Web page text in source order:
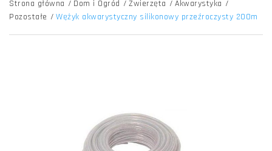
Strona główna / Dom i Ogród / Zwierzęta / Akwarystyka /
Pozostałe / Wężyk akwarystyczny silikonowy przeźroczysty 200m